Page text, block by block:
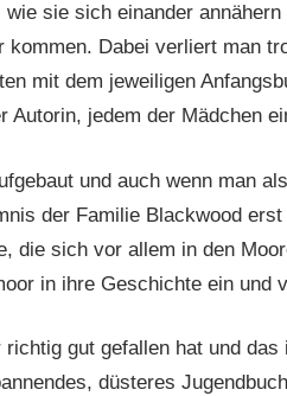
sie sich einander
kommen. Dabei verliert man
mit dem jeweiligen
Autorin, jedem der Mädchen
und auch wenn man
der Familie Blackwood
die sich vor allem in den
in ihre Geschichte ein und
gut gefallen hat und
düsteres